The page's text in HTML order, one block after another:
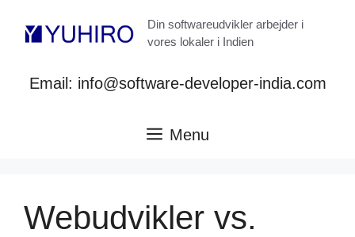
Din softwareudvikler arbejder i
vores lokaler i Indien
Email: info@software-developer-india.com
Menu
Webudvikler vs.